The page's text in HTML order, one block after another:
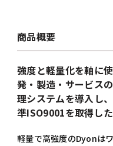
商品概要
強度と軽量化を軸に
発・製造・サービス
理システムを導入し
準ISO9001を取得した
軽量で高強度のDyonは